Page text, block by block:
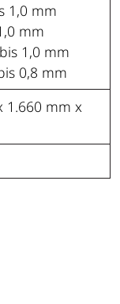
1,0 mm
mm
1,0 mm
0,8 mm
1.660 mm x